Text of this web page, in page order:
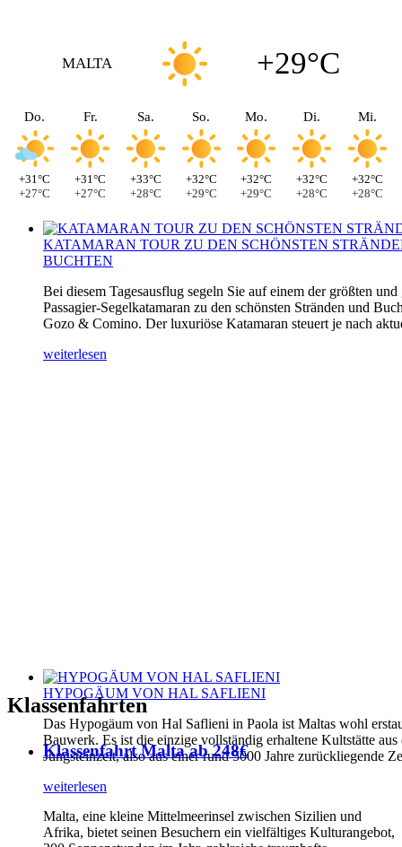
MALTA +29°C
Do.
+31°C
+27°C
Fr.
+31°C
+27°C
Sa.
+33°C
+28°C
So.
+32°C
+29°C
Mo.
+32°C
+29°C
Di.
+32°C
+28°C
Mi.
+32°C
+28°C
KATAMARAN TOUR ZU DEN SCHÖNSTEN
BUCHTEN
Bei diesem Tagesausflug segeln Sie auf einem der größten und
Passagier-Segelkatamaran zu den schönsten Stränden und
Gozo & Comino. Der luxuriöse Katamaran steuert je nach
weiterlesen
HYPOGÄUM VON HAL SAFLIENI
Das Hypogäum von Hal Saflieni in Paola ist Maltas wohl
Bauwerk. Es ist die einzige vollständig erhaltene Kultstätte aus
Jungsteinzeit, also aus einer rund 5000 Jahre zurückliegende
weiterlesen
Klassenfahrten
Klassenfahrt Malta ab 248€
Malta, eine kleine Mittelmeerinsel zwischen Sizilien und
Afrika, bietet seinen Besuchern ein vielfältiges Kulturangebot,